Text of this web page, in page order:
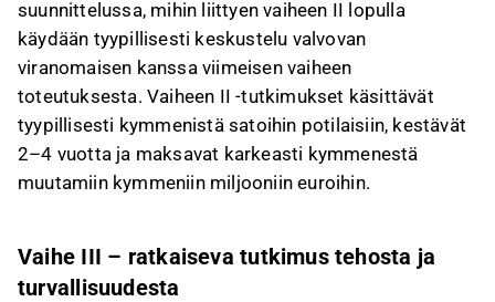
suunnittelussa, mihin liittyen vaiheen II lopulla
käydään tyypillisesti keskustelu valvovan
viranomaisen kanssa viimeisen vaiheen
toteutuksesta. Vaiheen II -tutkimukset käsittävät
tyypillisesti kymmenistä satoihin potilaisiin, kestävät
2–4 vuotta ja maksavat karkeasti kymmenestä
muutamiin kymmeniin miljooniin euroihin.
Vaihe III – ratkaiseva tutkimus tehosta ja
turvallisuudesta